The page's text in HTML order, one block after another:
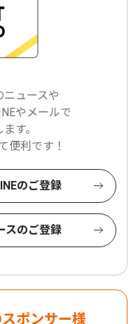
ニュースや
やメールで
す。
便利です！
のご登録
スのご登録
ポンサー様